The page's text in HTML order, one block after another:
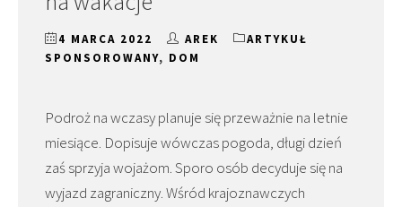
4 MARCA 2022 AREK
ARTYKUŁ
SPONSOROWANY, DOM
Podroż na wczasy planuje się przeważnie na letnie
miesiące. Dopisuje wówczas pogoda, długi dzień
zaś sprzyja wojażom. Sporo osób decyduje się na
wyjazd zagraniczny. Wśród krajoznawczych